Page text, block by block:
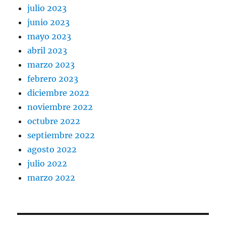
julio 2023
junio 2023
mayo 2023
abril 2023
marzo 2023
febrero 2023
diciembre 2022
noviembre 2022
octubre 2022
septiembre 2022
agosto 2022
julio 2022
marzo 2022